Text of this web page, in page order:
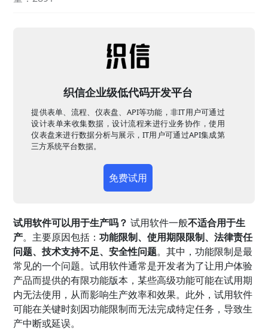
织信企业级低代码开发平台
提供表单、流程、仪表盘、API等功能，非IT用户可通过
设计表单来收集数据，设计流程来进行业务协作，使用
仪表盘来进行数据分析与展示，IT用户可通过API集成第
三方系统平台数据。
免费试用
试用软件可以用于生产吗？ 试用软件一般不适合用于生
产。主要原因包括：功能限制、使用期限限制、法律责任
问题、技术支持不足、安全性问题。其中，功能限制是最
常见的一个问题。试用软件通常是开发者为了让用户体验
产品而提供的有限功能版本，某些高级功能可能在试用期
内无法使用，从而影响生产效率和效果。此外，试用软件
可能在关键时刻因功能限制而无法完成特定任务，导致生
产中断或延误。